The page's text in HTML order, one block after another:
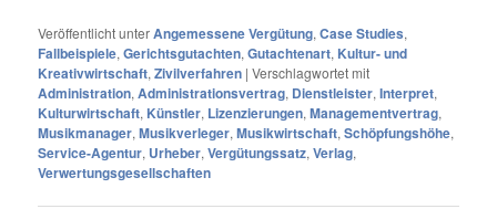
Veröffentlicht unterAngemessene Vergütung,Case Studies,
Fallbeispiele,Gerichtsgutachten,Gutachtenart, Kultur- und
Kreativwirtschaft,Zivilverfahren |Verschlagwortet mit
Administration,Administrationsvertrag, Dienstleister,Interpret,
Kulturwirtschaft, Künstler, Lizenzierungen,Managementvertrag,
Musikmanager,Musikverleger,Musikwirtschaft,Schöpfungshöhe,
Service-Agentur, Urheber,Vergütungssatz,Verlag,
Verwertungsgesellschaften